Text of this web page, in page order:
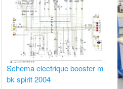
Schema electrique booster m
bk spirit 2004